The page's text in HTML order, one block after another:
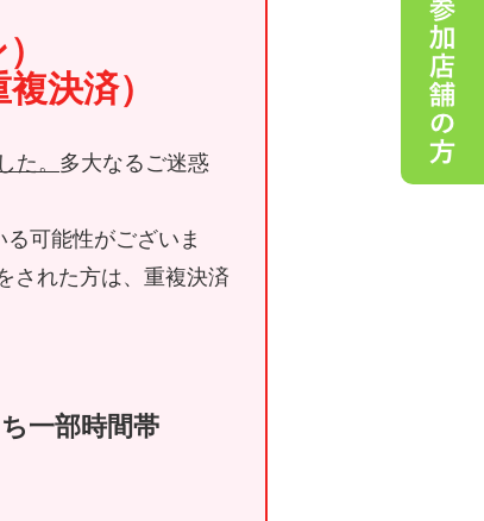
決済）
た。 多大なるご迷惑
可能性がございま
された方は、重複決済
一部時間帯